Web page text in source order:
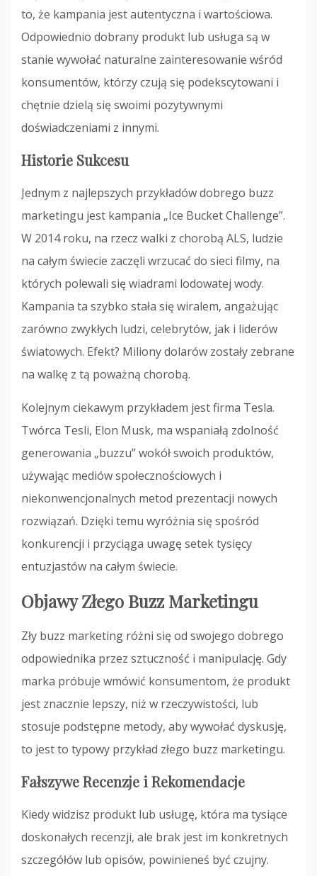
to, że kampania jest autentyczna i wartościowa.
Odpowiednio dobrany produkt lub usługa są w
stanie wywołać naturalne zainteresowanie wśród
konsumentów, którzy czują się podekscytowani i
chętnie dzielą się swoimi pozytywnymi
doświadczeniami z innymi.
Historie Sukcesu
Jednym z najlepszych przykładów dobrego buzz
marketingu jest kampania „Ice Bucket Challenge”.
W 2014 roku, na rzecz walki z chorobą ALS, ludzie
na całym świecie zaczęli wrzucać do sieci filmy, na
których polewali się wiadrami lodowatej wody.
Kampania ta szybko stała się wiralem, angażując
zarówno zwykłych ludzi, celebrytów, jak i liderów
światowych. Efekt? Miliony dolarów zostały zebrane
na walkę z tą poważną chorobą.
Kolejnym ciekawym przykładem jest firma Tesla.
Twórca Tesli, Elon Musk, ma wspaniałą zdolność
generowania „buzzu” wokół swoich produktów,
używając mediów społecznościowych i
niekonwencjonalnych metod prezentacji nowych
rozwiązań. Dzięki temu wyróżnia się spośród
konkurencji i przyciąga uwagę setek tysięcy
entuzjastów na całym świecie.
Objawy Złego Buzz Marketingu
Zły buzz marketing różni się od swojego dobrego
odpowiednika przez sztuczność i manipulację. Gdy
marka próbuje wmówić konsumentom, że produkt
jest znacznie lepszy, niż w rzeczywistości, lub
stosuje podstępne metody, aby wywołać dyskusję,
to jest to typowy przykład złego buzz marketingu.
Fałszywe Recenzje i Rekomendacje
Kiedy widzisz produkt lub usługę, która ma tysiące
doskonałych recenzji, ale brak jest im konkretnych
szczegółów lub opisów, powinieneś być czujny.